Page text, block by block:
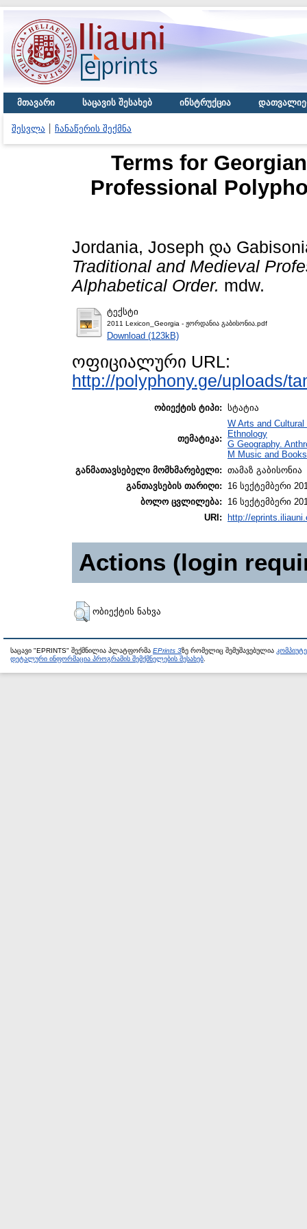
მთავარი საცავის შესახებ ინსტრუქცია
შესვლა ჩანაწერის შექმნა
Terms for
Professional
Jordania, Joseph და
Traditional and Medieval
Alphabetical Order. mdw.
ტექსტი
2011 Lexicon_Georgia - ჟორდანია გაბისონია.pdf
Download (123kB)
ოფიციალური URL:
http://polyphony.ge/uploads/
ობიექტის ტიპი: სტატია
თემატიკა:
W Arts and
Ethnology
G Geography.
M Music and
განმათავსებელი მომხმარებელი: თამაზ გაბისონია
განთავსების თარიღი:
16 სექტემბერი
ბოლო ცვლილება:
16 სექტემბერი
URI:
http://
Actions (login
ობიექტის ნახვა
საცავი "EPRINTS" შექმნილია პლატფორმა EPrints 3ზე რომელიც შემუშავებულია
დეტალური ინფორმაცია პროგრამის შემქმნელების შესახებ.